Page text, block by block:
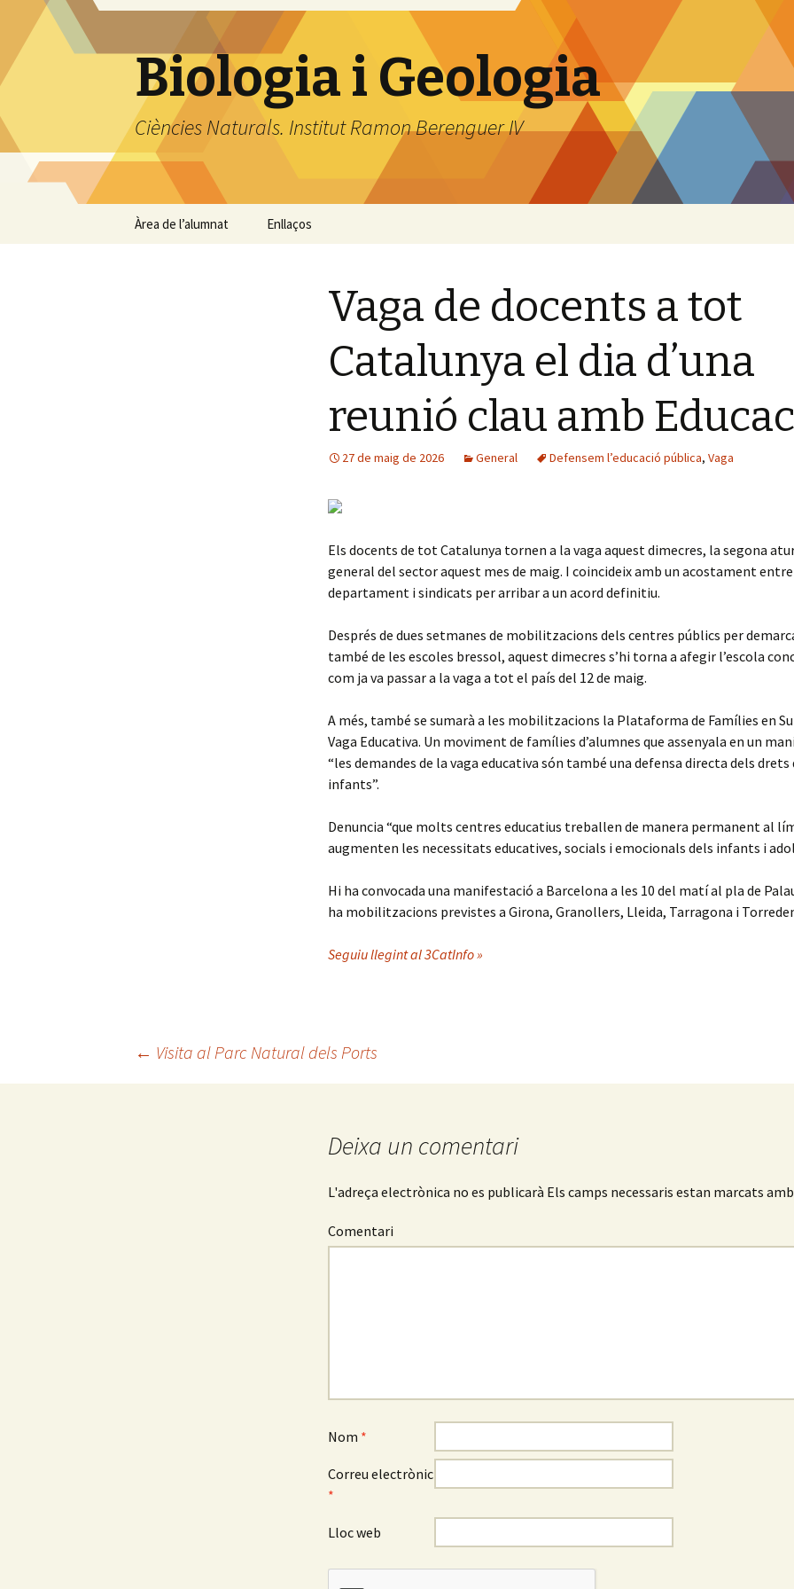
Biologia i Geologia
Ciències Naturals. Institut Ramon Berenguer IV
Vés
Àrea de l’alumnat Enllaços
Vaga de docents a tot
Catalunya el dia d’una
reunió clau amb
27 de maig de 2026 General Defensem l’educació pública, Vaga
Els docents de tot Catalunya tornen a la vaga aquest dimecres, la segona
general del sector aquest mes de maig. I coincideix amb un acostament entre
departament i sindicats per arribar a un acord definitiu.
Després de dues setmanes de mobilitzacions dels centres públics per
també de les escoles bressol, aquest dimecres s’hi torna a afegir l’escola
com ja va passar a la vaga a tot el país del 12 de maig.
A més, també se sumarà a les mobilitzacions la Plataforma de Famílies en
Vaga Educativa. Un moviment de famílies d’alumnes que assenyala en un
“les demandes de la vaga educativa són també una defensa directa dels drets
infants”.
Denuncia “que molts centres educatius treballen de manera permanent al
augmenten les necessitats educatives, socials i emocionals dels infants i
Hi ha convocada una manifestació a Barcelona a les 10 del matí al pla de
ha mobilitzacions previstes a Girona, Granollers, Lleida, Tarragona i
Seguiu llegint al 3CatInfo »
Navegació
← Visita al Parc Natural dels Ports
Deixa un comentari
L'adreça electrònica no es publicarà Els camps necessaris estan marcats
Comentari
Nom *
Correu electrònic
*
Lloc web